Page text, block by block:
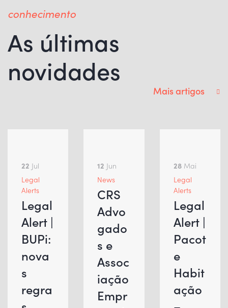
conhecimento
As últimas
novidades
Mais artigos
22 Jul
Legal
Alerts
Legal
Alert |
BUPi:
nova
s
regra
12 Jun
News
CRS
Advo
gado
s e
Assoc
iação
Empr
28Mai
Legal
Alerts
Legal
Alert |
Pacot
e
Habit
ação